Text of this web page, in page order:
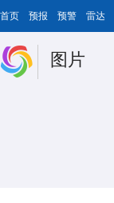
首页 预报 预警 雷达
图片